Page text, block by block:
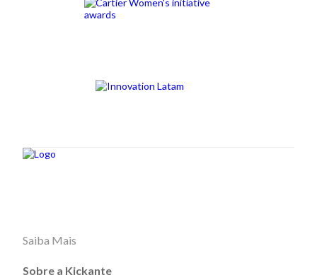
Saiba Mais
Sobre a Kickante